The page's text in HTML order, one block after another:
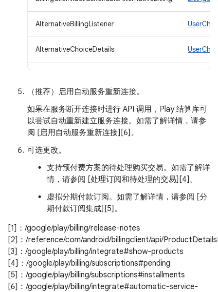
AlternativeBillingListener
AlternativeChoiceDetails
（推荐）启用自动服务重新连接。
如果在服务断开连接时进行 API 调用，Play 结算库可
以尝试自动重新建立服务连接。如需了解详情，请参
阅 [启用自动服务重新连接][6]。
可选更改。
支持预付费方案的待处理购买交易。如需了解详
情，请参阅 [处理订阅和待处理的交易][4]。
虚拟分期付款订阅。如需了解详情，请参阅 [分
期付款订阅集成][5]。
[1]：/google/play/billing/release-notes
[2]：/reference/com/android/billingclient/api/
[3]：/google/play/billing/integrate#show-products
[4]：/google/play/billing/subscriptions#pending
[5]：/google/play/billing/subscriptions#installments
[6]：/google/play/billing/integrate#automatic-service-